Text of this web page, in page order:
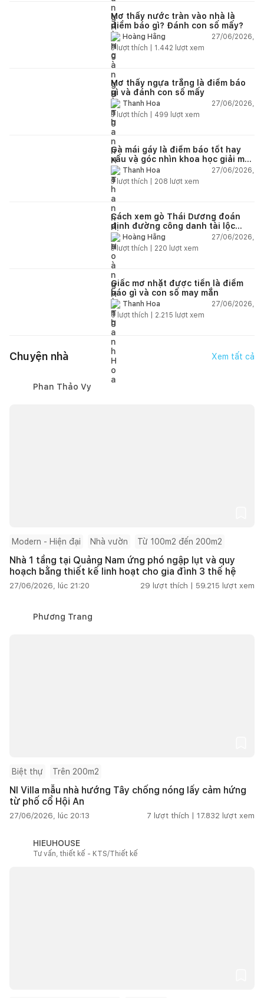
Mơ thấy nước tràn vào nhà là
điềm báo gì? Đánh con số mấy?
Hoàng Hằng
27/06/2026,
3lượt thích | 1.442 lượt xem
Mơ thấy ngựa trắng là điềm báo
gì và đánh con số mấy
Thanh Hoa
27/06/2026,
3lượt thích | 499 lượt xem
Gà mái gáy là điềm báo tốt hay
xấu và góc nhìn khoa học giải mã
chi tiết
Thanh Hoa
27/06/2026,
3lượt thích | 208 lượt xem
Cách xem gò Thái Dương đoán
định đường công danh tài lộc
theo nhân tướng học
Hoàng Hằng
27/06/2026,
3lượt thích | 220 lượt xem
Giấc mơ nhặt được tiền là điềm
báo gì và con số may mắn
Thanh Hoa
27/06/2026,
6 lượt thích | 2.215 lượt xem
Chuyện nhà Xem tất cả
Phan Thảo Vy
Modern - Hiện đại Nhà vườn Từ 100m2 đến 200m2
Nhà 1 tầng tại Quảng Nam ứng phó ngập lụt và quy
hoạch bằng thiết kế linh hoạt cho gia đình 3 thế hệ
27/06/2026, lúc 21:20 29 lượt thích | 59.215 lượt xem
Phương Trang
Biệt thự Trên 200m2
NI Villa mẫu nhà hướng Tây chống nóng lấy cảm hứng
từ phố cổ Hội An
27/06/2026, lúc 20:13 7 lượt thích | 17.832 lượt xem
HIEUHOUSE
Tư vấn, thiết kế - KTS/Thiết kế